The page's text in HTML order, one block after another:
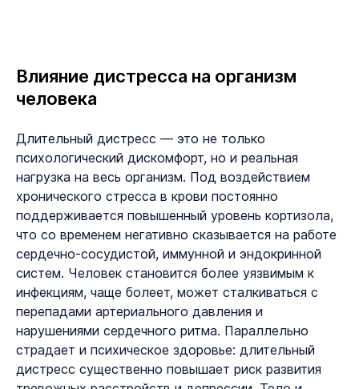
Влияние дистресса на организм
человека
Длительный дистресс — это не только
психологический дискомфорт, но и реальная
нагрузка на весь организм. Под воздействием
хронического стресса в крови постоянно
поддерживается повышенный уровень кортизола,
что со временем негативно сказывается на работе
сердечно-сосудистой, иммунной и эндокринной
систем. Человек становится более уязвимым к
инфекциям, чаще болеет, может сталкиваться с
перепадами артериального давления и
нарушениями сердечного ритма. Параллельно
страдает и психическое здоровье: длительный
дистресс существенно повышает риск развития